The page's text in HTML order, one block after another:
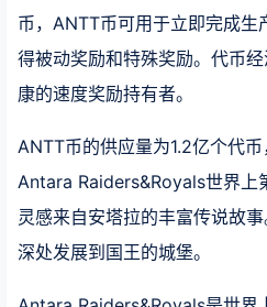
币，ANTT币可用于立即完成生
得被动奖励和特殊奖励。代币
康的速度奖励持有者。
ANTT币的供应量为1.2亿个代币
Antara Raiders&Royals世界上
灵感来自安塔拉的丰富传说故
深处发展到国王的城堡。